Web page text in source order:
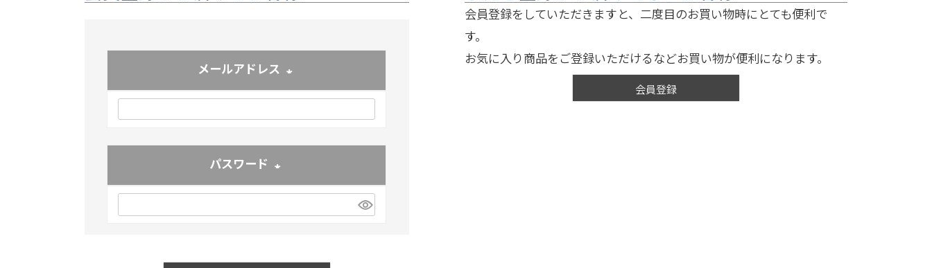
メールアドレス
(必須)
パスワード
(必須)
会員登録をしていただきますと、二度目のお買い物時にとても便利で
す。
お気に入り商品をご登録いただけるなどお買い物が便利になります。
会員登録